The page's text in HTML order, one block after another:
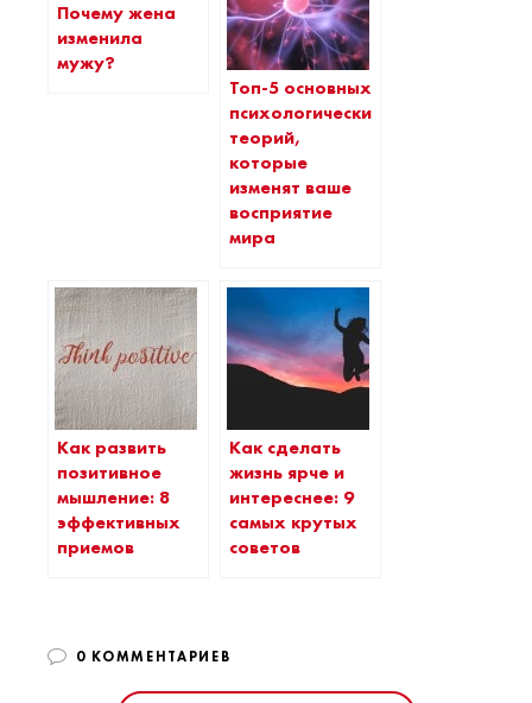
Почему жена
изменила
мужу?
Топ-5 основных
психологических
теорий,
которые
изменят ваше
восприятие
мира
Как развить
позитивное
мышление: 8
эффективных
приемов
Как сделать
жизнь ярче и
интереснее: 9
самых крутых
советов
0 КОММЕНТАРИЕВ